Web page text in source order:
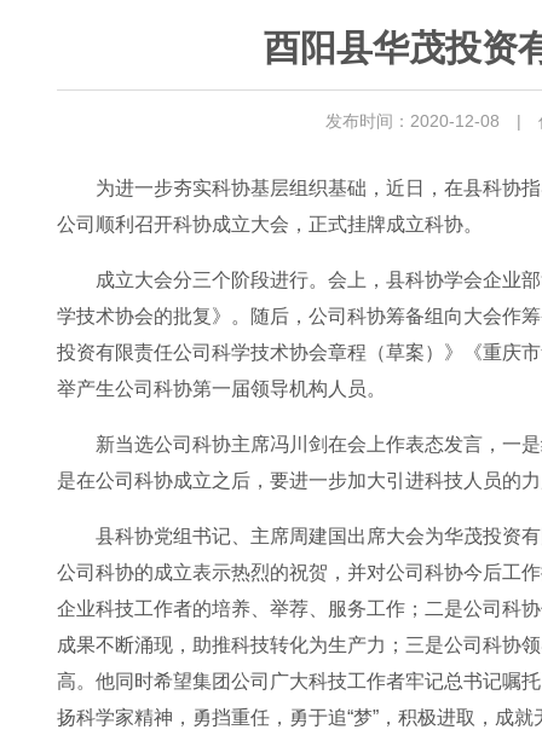
酉阳县华茂投资
发布时间：2020-12-08 |
为进一步夯实科协基层组织基础，近日，在县科
公司顺利召开科协成立大会，正式挂牌成立科协。
成立大会分三个阶段进行。会上，县科协学会企业
学技术协会的批复》。随后，公司科协筹备组向大会作
投资有限责任公司科学技术协会章程（草案）》《重庆
举产生公司科协第一届领导机构人员。
新当选公司科协主席冯川剑在会上作表态发言，一
是在公司科协成立之后，要进一步加大引进科技人员的
县科协党组书记、主席周建国出席大会为华茂投资
公司科协的成立表示热烈的祝贺，并对公司科协今后工
企业科技工作者的培养、举荐、服务工作；二是公司科
成果不断涌现，助推科技转化为生产力；三是公司科协
高。他同时希望集团公司广大科技工作者牢记总书记嘱
扬科学家精神，勇挡重任，勇于追“梦”，积极进取，成